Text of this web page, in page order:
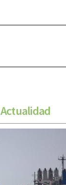
Actualidad